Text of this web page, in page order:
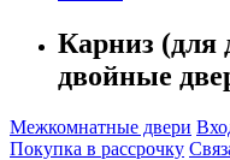
Карниз (для
двойные
Межкомнатные двери
Покупка в рассрочку